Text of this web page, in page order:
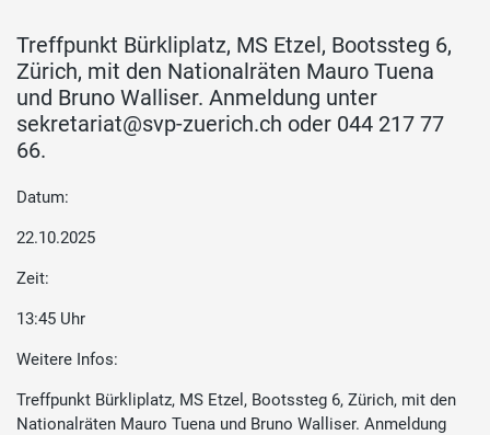
Treffpunkt Bürkliplatz, MS Etzel, Bootssteg 6,
Zürich, mit den Nationalräten Mauro Tuena
und Bruno Walliser. Anmeldung unter
sekretariat@svp-zuerich.ch oder 044 217 77
66.
Datum:
22.10.2025
Zeit:
13:45 Uhr
Weitere Infos:
Treffpunkt Bürkliplatz, MS Etzel, Bootssteg 6, Zürich, mit den
Nationalräten Mauro Tuena und Bruno Walliser. Anmeldung